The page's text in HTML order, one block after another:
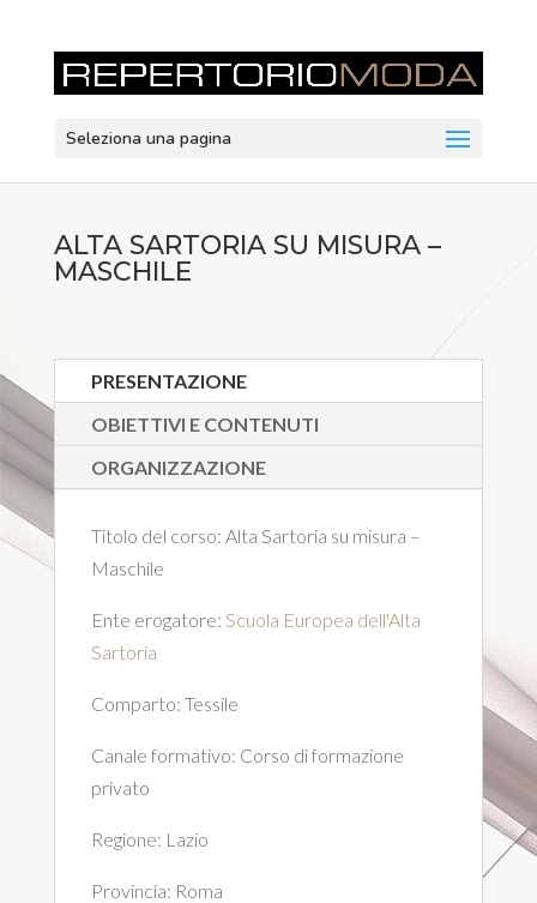
Seleziona una pagina
ALTA SARTORIA SU MISURA –
MASCHILE
PRESENTAZIONE
OBIETTIVI E CONTENUTI
ORGANIZZAZIONE
Titolo del corso: Alta Sartoria su misura –
Maschile
Ente erogatore: Scuola Europea dell'Alta
Sartoria
Comparto: Tessile
Canale formativo: Corso di formazione
privato
Regione: Lazio
Provincia: Roma